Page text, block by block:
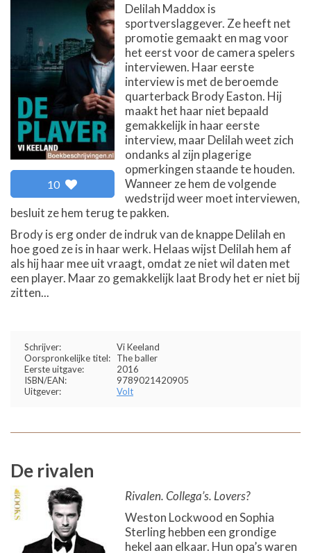
10
Delilah Maddox is
sportverslaggever. Ze heeft net
promotie gemaakt en mag voor
het eerst voor de camera spelers
interviewen. Haar eerste
interview is met de beroemde
quarterback Brody Easton. Hij
maakt het haar niet bepaald
gemakkelijk in haar eerste
interview, maar Delilah weet zich
ondanks al zijn plagerige
opmerkingen staande te houden.
Wanneer ze hem de volgende
wedstrijd weer moet interviewen,
besluit ze hem terug te pakken.
Brody is erg onder de indruk van de knappe Delilah en
hoe goed ze is in haar werk. Helaas wijst Delilah hem af
als hij haar mee uit vraagt, omdat ze niet wil daten met
een player. Maar zo gemakkelijk laat Brody het er niet bij
zitten...
Schrijver:
Vi Keeland
Oorspronkelijke titel:
The baller
Eerste uitgave:
2016
ISBN/EAN:
9789021420905
Uitgever:
Volt
De rivalen
Rivalen. Collega’s. Lovers?
Weston Lockwood en Sophia
Sterling hebben een grondige
hekel aan elkaar. Hun opa’s waren